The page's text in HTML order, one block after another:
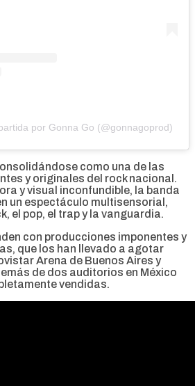
por Gonna Go (@gonnagoprod)
como una de las
y originales del rock nacional.
y visual inconfundible, la banda
un espectáculo multisensorial,
el pop, el trap y la vanguardia.
con producciones imponentes y
que los han llevado a agotar
Arena de Buenos Aires y
de dos auditorios en México
vendidas.